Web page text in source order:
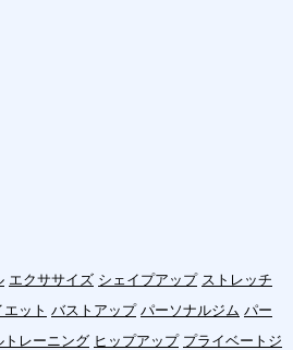
エクササイズ シェイプアップ ストレッチ
エット バストアップ パーソナルジム パー
トレーニング ヒップアップ プライベートジ